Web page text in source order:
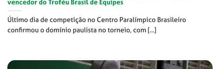
vencedor do Troféu Brasil de Equipes
Último dia de competição no Centro Paralímpico Brasileiro
confirmou o domínio paulista no torneio, com [...]